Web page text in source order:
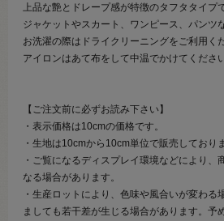
上品な艶とドレープ感が特徴のタフタタイプ
ジャケットやスカート、ワンピース、パンツ
お洗濯の際はドライクリーニングをご利用く
アイロンはあて布をして中温でかけてください
【ご注文前に必ずお読み下さい】
・表示価格は10cmの価格です。
・生地は10cmから10cm単位で販売しており
・ご覧になるディスプレイ環境などにより、
なる場合があります。
・生産ロットにより、色味や風合いが変わる
ましても若干差が生じる場合があります。予